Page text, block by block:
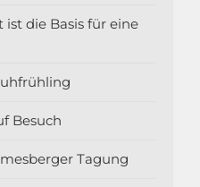
die Basis für eine
Besuch
Tagung